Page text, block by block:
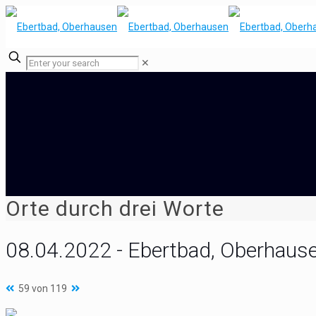
✕
Orte durch drei Worte
08.04.2022 - Ebertbad,
59 von 119